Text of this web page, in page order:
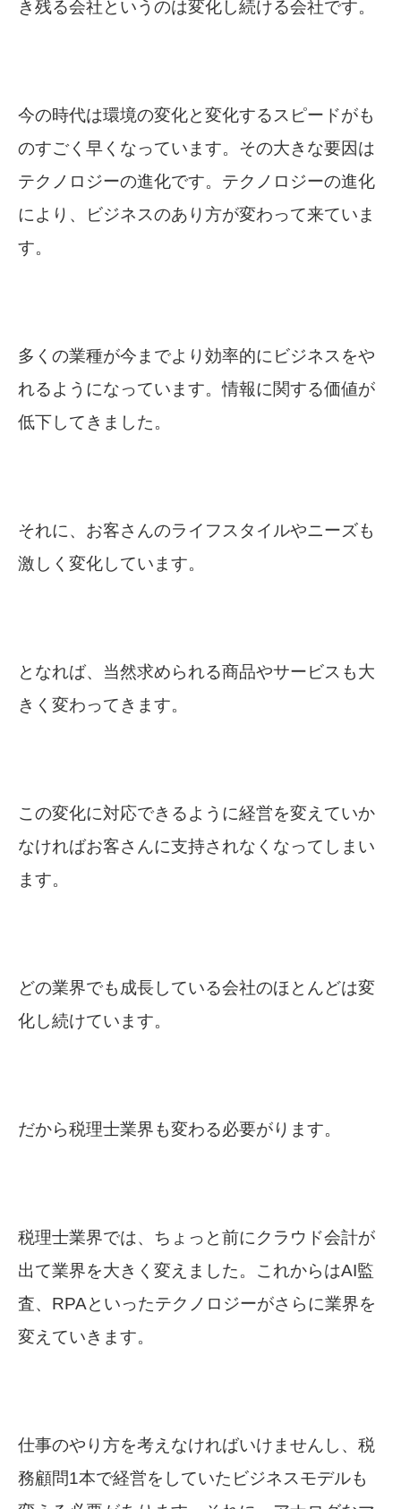
き残る会社というのは変化し続ける会社です。
今の時代は環境の変化と変化するスピードがも
のすごく早くなっています。その大きな要因は
テクノロジーの進化です。テクノロジーの進化
により、ビジネスのあり方が変わって来ていま
す。
多くの業種が今までより効率的にビジネスをや
れるようになっています。情報に関する価値が
低下してきました。
それに、お客さんのライフスタイルやニーズも
激しく変化しています。
となれば、当然求められる商品やサービスも大
きく変わってきます。
この変化に対応できるように経営を変えていか
なければお客さんに支持されなくなってしまい
ます。
どの業界でも成長している会社のほとんどは変
化し続けています。
だから税理士業界も変わる必要がります。
税理士業界では、ちょっと前にクラウド会計が
出て業界を大きく変えました。これからはAI監
査、RPAといったテクノロジーがさらに業界を
変えていきます。
仕事のやり方を考えなければいけませんし、税
務顧問1本で経営をしていたビジネスモデルも